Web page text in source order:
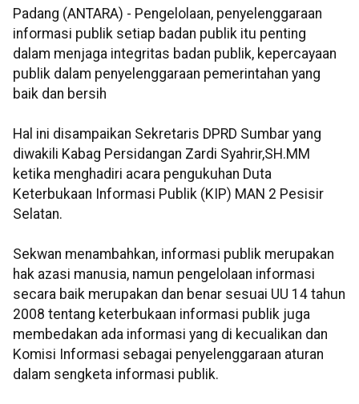
Padang (ANTARA) - Pengelolaan, penyelenggaraan
informasi publik setiap badan publik itu penting
dalam menjaga integritas badan publik, kepercayaan
publik dalam penyelenggaraan pemerintahan yang
baik dan bersih
Hal ini disampaikan Sekretaris DPRD Sumbar yang
diwakili Kabag Persidangan Zardi Syahrir,SH.MM
ketika menghadiri acara pengukuhan Duta
Keterbukaan Informasi Publik (KIP) MAN 2 Pesisir
Selatan.
Sekwan menambahkan, informasi publik merupakan
hak azasi manusia, namun pengelolaan informasi
secara baik merupakan dan benar sesuai UU 14 tahun
2008 tentang keterbukaan informasi publik juga
membedakan ada informasi yang di kecualikan dan
Komisi Informasi sebagai penyelenggaraan aturan
dalam sengketa informasi publik.